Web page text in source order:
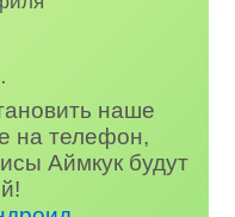
наше
на телефон,
Аймкук будут